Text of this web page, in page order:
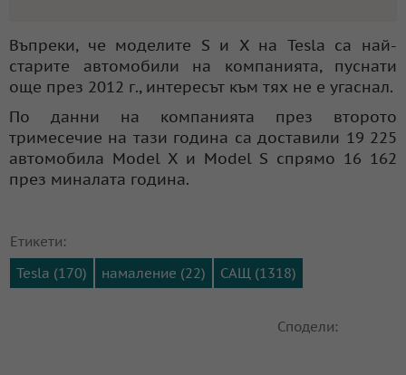
Въпреки, че моделите S и X на Tesla са най-
старите автомобили на компанията, пуснати
още през 2012 г., интересът към тях не е угаснал.
По данни на компанията през второто
тримесечие на тази година са доставили 19 225
автомобила Model X и Model S спрямо 16 162
през миналата година.
Етикети:
Tesla (170)
намаление (22) САЩ (1318)
Сподели: